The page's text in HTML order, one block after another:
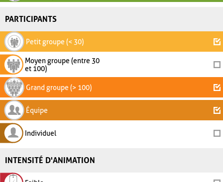
PARTICIPANTS
Petit groupe (< 30)
Moyen groupe (entre 30
et 100)
Grand groupe (> 100)
Équipe
Individuel
INTENSITÉ D'ANIMATION